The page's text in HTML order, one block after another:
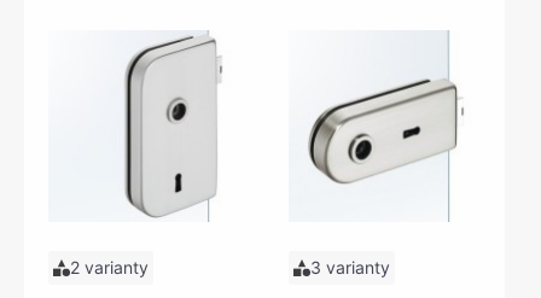
2 varianty 3 varianty